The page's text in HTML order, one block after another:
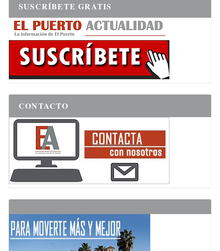
SUSCRÍBETE GRATIS
CONTACTO